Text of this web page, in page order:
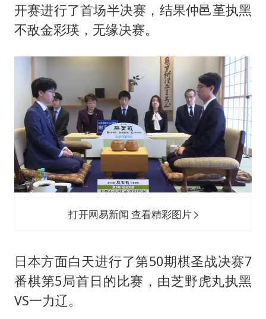
开赛进行了首场半决赛，结果仲邑堇执黑
不敌金彩瑛，无缘决赛。
打开网易新闻 查看精彩图片
日本方面白天进行了第50期棋圣战决赛7
番棋第5局首日的比赛，由芝野虎丸执黑
VS一力辽。